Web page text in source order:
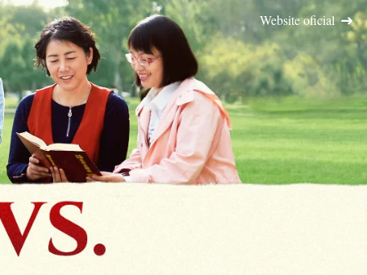
Website oficial